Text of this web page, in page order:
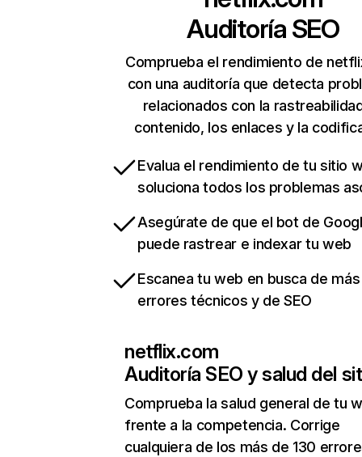
Auditoría SEO
Comprueba el rendimiento de
con una auditoría que detecta
relacionados con la
contenido, los enlaces y la
Evalua el rendimiento de tu sitio
soluciona todos los problemas
Asegúrate de que el bot de
puede rastrear e indexar tu web
Escanea tu web en busca de
errores técnicos y de SEO
netflix.com
Auditoría SEO y salud del
Comprueba la salud general de tu
frente a la competencia. Corrige
cualquiera de los más de 130